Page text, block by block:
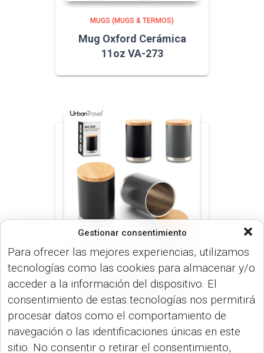
Gestionar consentimiento
Para ofrecer las mejores experiencias, utilizamos
tecnologías como las cookies para almacenar y/o
acceder a la información del dispositivo. El
consentimiento de estas tecnologías nos permitirá
procesar datos como el comportamiento de
navegación o las identificaciones únicas en este
sitio. No consentir o retirar el consentimiento,
MUGS (MUGS & TERMOS)
Mug Oxford Cerámica
11oz VA-273
MUGS (MUGS & TERMOS)
Mug Metálico Magnus
Urban Travel 400ml MU-